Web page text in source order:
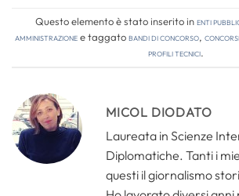
Questo elemento è stato inserito inEnti
amministrazionee taggatobandi di concorso,
profili tecnici.
MICOL DIODATO
Laureata in Scienze
Diplomatiche. Tanti i
questi il giornalismo